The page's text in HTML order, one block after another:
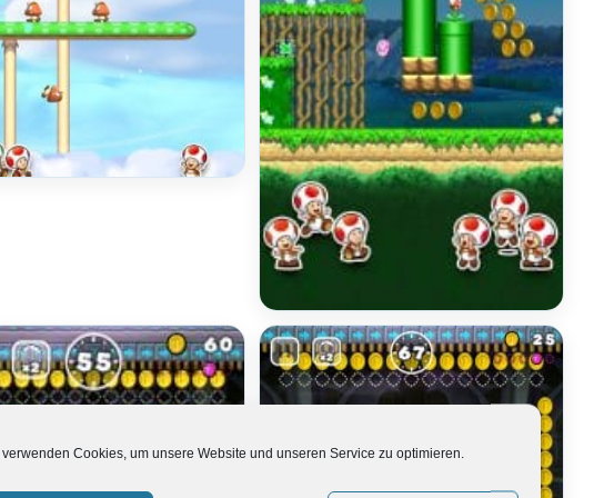
verwenden Cookies, um unsere Website und unseren Service zu optimieren.